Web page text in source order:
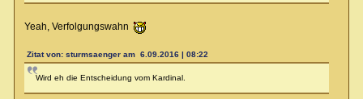
Yeah, Verfolgungswahn
Zitat von: sturmsaenger am 6.09.2016 | 08:22
Wird eh die Entscheidung vom Kardinal.